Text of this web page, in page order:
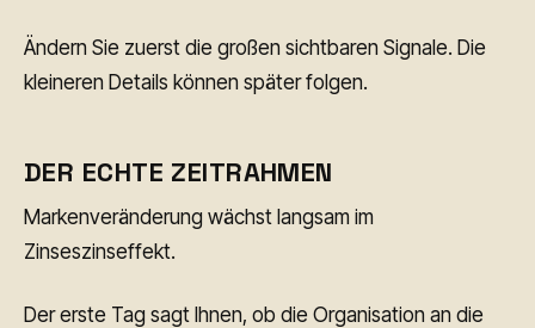
Ändern Sie zuerst die großen sichtbaren Signale. Die
kleineren Details können später folgen.
DER ECHTE ZEITRAHMEN
Markenveränderung wächst langsam im
Zinseszinseffekt.
Der erste Tag sagt Ihnen, ob die Organisation an die